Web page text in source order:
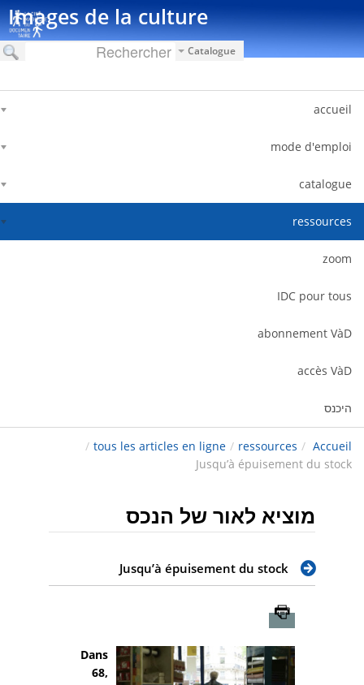
Images de la culture
Catalogue
accueil
mode d'emploi
catalogue
ressources
zoom
IDC pour tous
abonnement VàD
accès VàD
היכנס
Accueil
/
ressources
/
tous les articles en ligne
/
Jusqu’à épuisement du stock
מוציא לאור של הנכס
Jusqu’à épuisement du stock
Dans
68,